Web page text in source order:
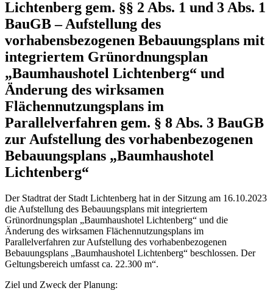
Lichtenberg gem. §§ 2 Abs. 1 und 3 Abs. 1
BauGB – Aufstellung des
vorhabensbezogenen Bebauungsplans mit
integriertem Grünordnungsplan
„Baumhaushotel Lichtenberg“ und
Änderung des wirksamen
Flächennutzungsplans im
Parallelverfahren gem. § 8 Abs. 3 BauGB
zur Aufstellung des vorhabenbezogenen
Bebauungsplans „Baumhaushotel
Lichtenberg“
Der Stadtrat der Stadt Lichtenberg hat in der Sitzung am 16.10.2023
die Aufstellung des Bebauungsplans mit integriertem
Grünordnungsplan „Baumhaushotel Lichtenberg“ und die
Änderung des wirksamen Flächennutzungsplans im
Parallelverfahren zur Aufstellung des vorhabenbezogenen
Bebauungsplans „Baumhaushotel Lichtenberg“ beschlossen. Der
Geltungsbereich umfasst ca. 22.300 m“.
Ziel und Zweck der Planung: